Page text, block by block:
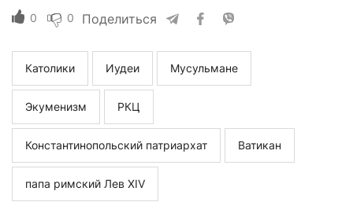
0 0 Поделиться
Католики Иудеи Мусульмане
Экуменизм РКЦ
Константинопольский патриархат Ватикан
папа римский Лев XIV